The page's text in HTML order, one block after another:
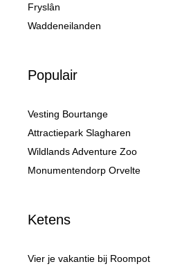
Fryslân
Waddeneilanden
Populair
Vesting Bourtange
Attractiepark Slagharen
Wildlands Adventure Zoo
Monumentendorp Orvelte
Ketens
Vier je vakantie bij Roompot